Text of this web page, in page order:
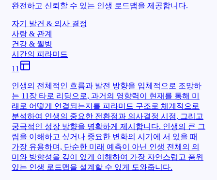
완전하고 신뢰할 수 있는 인생 로드맵을 제공합니다.
자기 발견 & 의사 결정
사랑 & 관계
건강 & 웰빙
시간의 피라미드
11
인생의 전체적인 흐름과 발전 방향을 입체적으로 조망하
는 11장 타로 리딩으로, 과거의 영향력이 현재를 통해 미
래로 어떻게 연결되는지를 피라미드 구조로 체계적으로
분석하여 인생의 중요한 전환점과 의사결정 시점, 그리고
궁극적인 성장 방향을 명확하게 제시합니다. 인생의 큰 그
림을 이해하고 싶거나 중요한 변화의 시기에 서 있을 때
가장 유용하며, 단순한 미래 예측이 아닌 인생 전체의 의
미와 방향성을 깊이 있게 이해하여 가장 자연스럽고 품위
있는 인생 로드맵을 설계할 수 있게 도와줍니다.